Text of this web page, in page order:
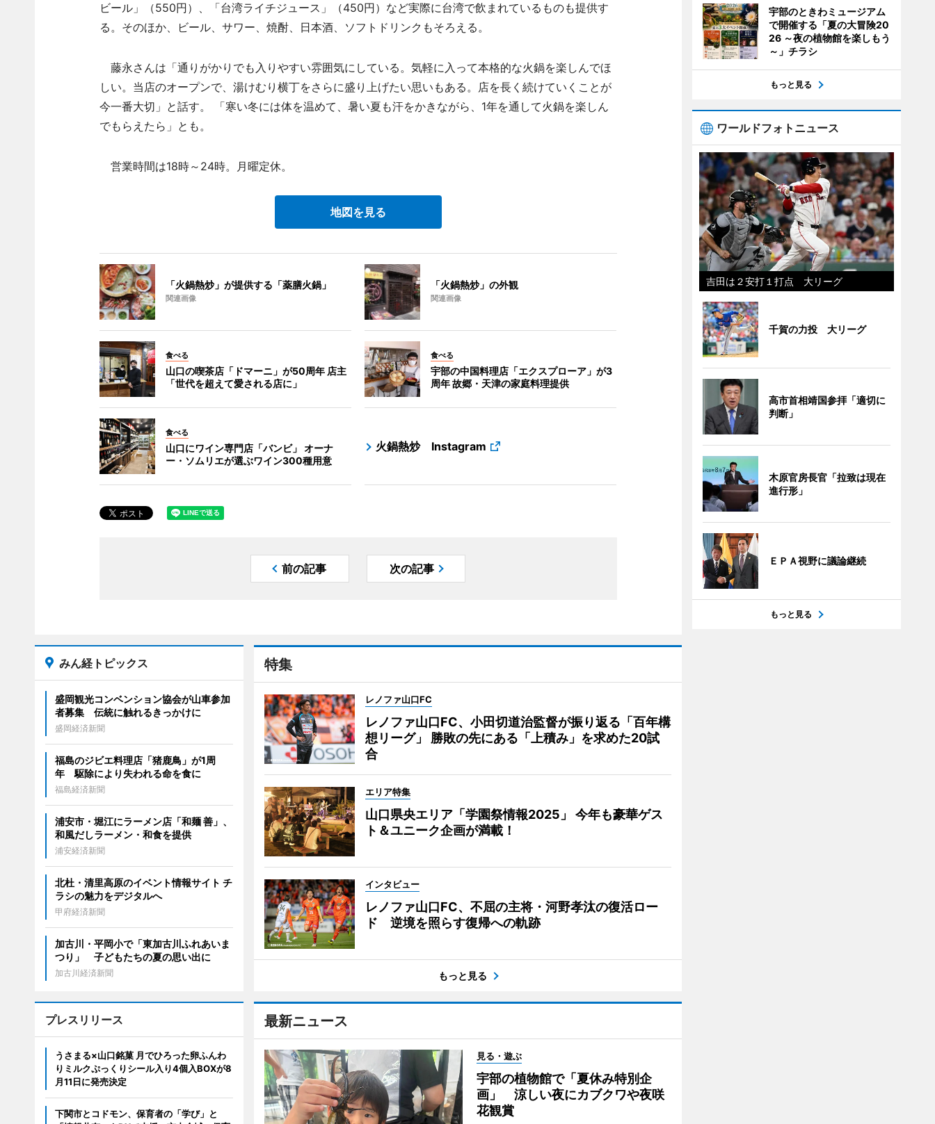
ビール」（550円）、「台湾ライチジュース」（450円）など実際に台湾で飲まれているものも提供す
る。そのほか、ビール、サワー、焼酎、日本酒、ソフトドリンクもそろえる。
藤永さんは「通りがかりでも入りやすい雰囲気にしている。気軽に入って本格的な火鍋を楽しんでほ
しい。当店のオープンで、湯けむり横丁をさらに盛り上げたい思いもある。店を長く続けていくことが
今一番大切」と話す。 「寒い冬には体を温めて、暑い夏も汗をかきながら、1年を通して火鍋を楽しん
でもらえたら」とも。
営業時間は18時～24時。月曜定休。
地図を見る
「火鍋熱炒」が提供する「薬膳火鍋」
関連画像
「火鍋熱炒」の外観
関連画像
食べる
山口の喫茶店「ドマーニ」が50周年 店主
「世代を超えて愛される店に」
食べる
宇部の中国料理店「エクスプローア」が3
周年 故郷・天津の家庭料理提供
食べる
山口にワイン専門店「バンビ」 オーナ
ー・ソムリエが選ぶワイン300種用意
火鍋熱炒 Instagram
前の記事 次の記事
特集
レノファ山口FC
レノファ山口FC、小田切道治監督が振り返る「百年構
想リーグ」 勝敗の先にある「上積み」を求めた20試
合
エリア特集
山口県央エリア「学園祭情報2025」 今年も豪華ゲス
ト＆ユニーク企画が満載！
インタビュー
レノファ山口FC、不屈の主将・河野孝汰の復活ロー
ド 逆境を照らす復帰への軌跡
もっと見る
最新ニュース
見る・遊ぶ
宇部の植物館で「夏休み特別企
画」 涼しい夜にカブクワや夜咲
花観賞
みん経トピックス
盛岡観光コンベンション協会が山車参加
者募集 伝統に触れるきっかけに
盛岡経済新聞
福島のジビエ料理店「猪鹿鳥」が1周
年 駆除により失われる命を食に
福島経済新聞
浦安市・堀江にラーメン店「和麺 善」、
和風だしラーメン・和食を提供
浦安経済新聞
北杜・清里高原のイベント情報サイト チ
ラシの魅力をデジタルへ
甲府経済新聞
加古川・平岡小で「東加古川ふれあいま
つり」 子どもたちの夏の思い出に
加古川経済新聞
プレスリリース
うさまる×山口銘菓 月でひろった卵ふんわ
りミルクぷっくりシール入り4個入BOXが8
月11日に発売決定
下関市とコドモン、保育者の「学び」と
宇部のときわミュージアム
で開催する「夏の大冒険20
26 ～夜の植物館を楽しもう
～」チラシ
もっと見る
ワールドフォトニュース
吉田は２安打１打点 大リーグ
千賀の力投 大リーグ
高市首相靖国参拝「適切に
判断」
木原官房長官「拉致は現在
進行形」
ＥＰＡ視野に議論継続
もっと見る